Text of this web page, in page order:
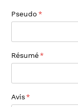
Pseudo
Résumé
Avis